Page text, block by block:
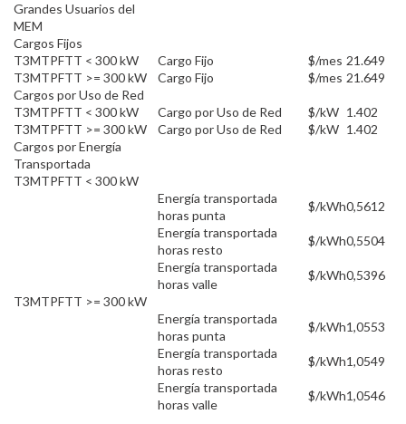
Grandes Usuarios del
MEM
Cargos Fijos
T3MTPFTT < 300 kW
Cargo Fijo $/mes 21.649
T3MTPFTT >= 300 kW
Cargo Fijo $/mes 21.649
Cargos por Uso de Red
T3MTPFTT < 300 kW
Cargo por Uso de Red $/kW 1.402
T3MTPFTT >= 300 kW
Cargo por Uso de Red $/kW 1.402
Cargos por Energía
Transportada
T3MTPFTT < 300 kW
Energía transportada
horas punta
$/kWh0,5612
Energía transportada
horas resto
$/kWh0,5504
Energía transportada
horas valle
$/kWh0,5396
T3MTPFTT >= 300 kW
Energía transportada
horas punta
$/kWh1,0553
Energía transportada
horas resto
$/kWh1,0549
Energía transportada
horas valle
$/kWh1,0546